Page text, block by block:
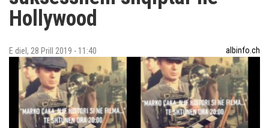
Hollywood
E diel, 28 Prill 2019 - 11:40 albinfo.ch